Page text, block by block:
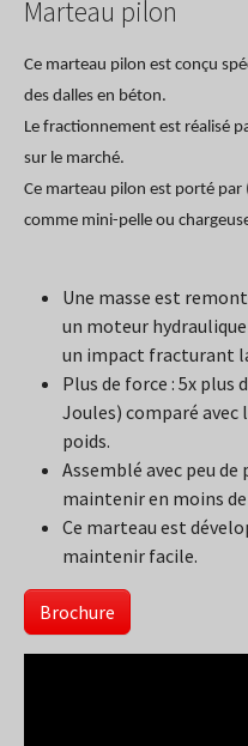
Marteau pilon
Ce marteau pilon est conçu
des dalles en béton.
Le fractionnement est réalisé
sur le marché.
Ce marteau pilon est porté
comme mini-pelle ou
Une masse est
un moteur
un impact fracturant
Plus de force : 5x plus
Joules) comparé avec
poids.
Assemblé avec peu
maintenir en moins
Ce marteau est
maintenir facile.
Brochure